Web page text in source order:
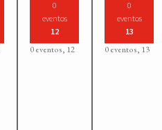
0
eventos
12
0 eventos, 12
0
eventos
13
0 eventos, 13